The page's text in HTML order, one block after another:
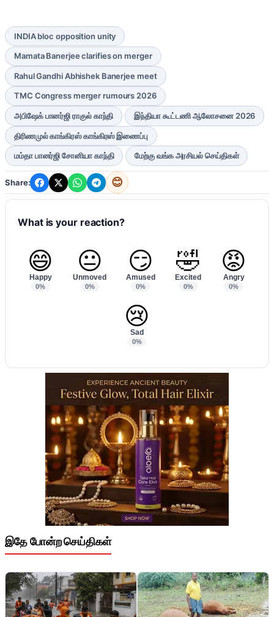
INDIA bloc opposition unity
Mamata Banerjee clarifies on merger
Rahul Gandhi Abhishek Banerjee meet
TMC Congress merger rumours 2026
அபிஷேக் பானர்ஜி ராகுல் காந்தி இந்தியா கூட்டணி ஆலோசனை 2026
திரிணமுல் காங்கிரஸ் காங்கிரஸ் இணைப்பு
மம்தா பானர்ஜி சோனியா காந்தி மேற்கு வங்க அரசியல் செய்திகள்
Share: 😊
What is your reaction?
😄
Happy
0%
😐
Unmoved
0%
😏
Amused
0%
🤣
Excited
0%
😡
Angry
0%
😢
Sad
0%
இதே போன்ற செய்திகள்